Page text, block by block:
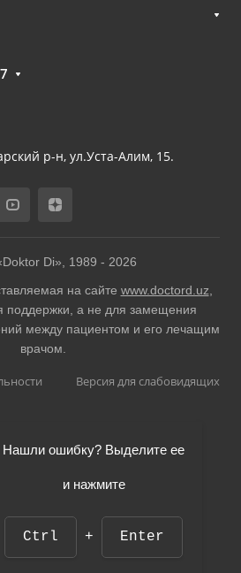
р-н, ул.Уста-Алим, 15.
Di», 1989 - 2026
на сайте www.doctord.uz
поддержки, а не для замещения
между пациентом и его лечащим
врачом.
Версия для слабовидящих
Нашли ошибку? Выделите ее
и нажмите
Ctrl + Enter